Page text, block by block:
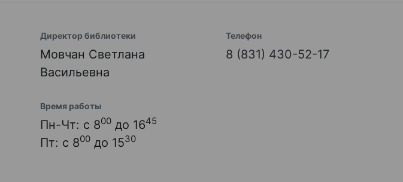
Директор библиотеки
Мовчан Светлана
Васильевна
Телефон
8 (831) 430-52-17
Время работы
Пн-Чт: с 800 до 1645
Пт: с 800 до 1530